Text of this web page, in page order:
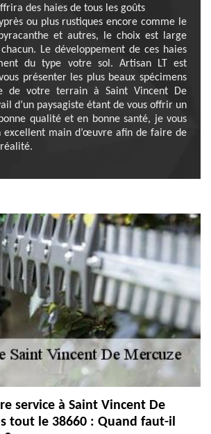
des haies de tous les goûts
ou plus rustiques encore comme le
et autres, le choix est large
Le développement de ces haies
du type votre sol. Artisan LT est
présenter les plus beaux spécimens
de votre terrain à Saint Vincent De
d’un paysagiste étant de vous offrir un
qualité et en bonne santé, je vous
excellent main d’œuvre afin de faire de
service à Saint Vincent De
tout le 38660 : Quand faut-il